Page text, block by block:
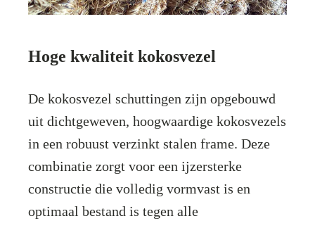
Hoge kwaliteit kokosvezel
De kokosvezel schuttingen zijn opgebouwd
uit dichtgeweven, hoogwaardige kokosvezels
in een robuust verzinkt stalen frame. Deze
combinatie zorgt voor een ijzersterke
constructie die volledig vormvast is en
optimaal bestand is tegen alle